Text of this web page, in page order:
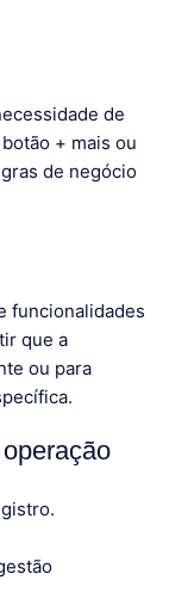
de
+ mais ou
de negócio
funcionalidades
que a
ou para